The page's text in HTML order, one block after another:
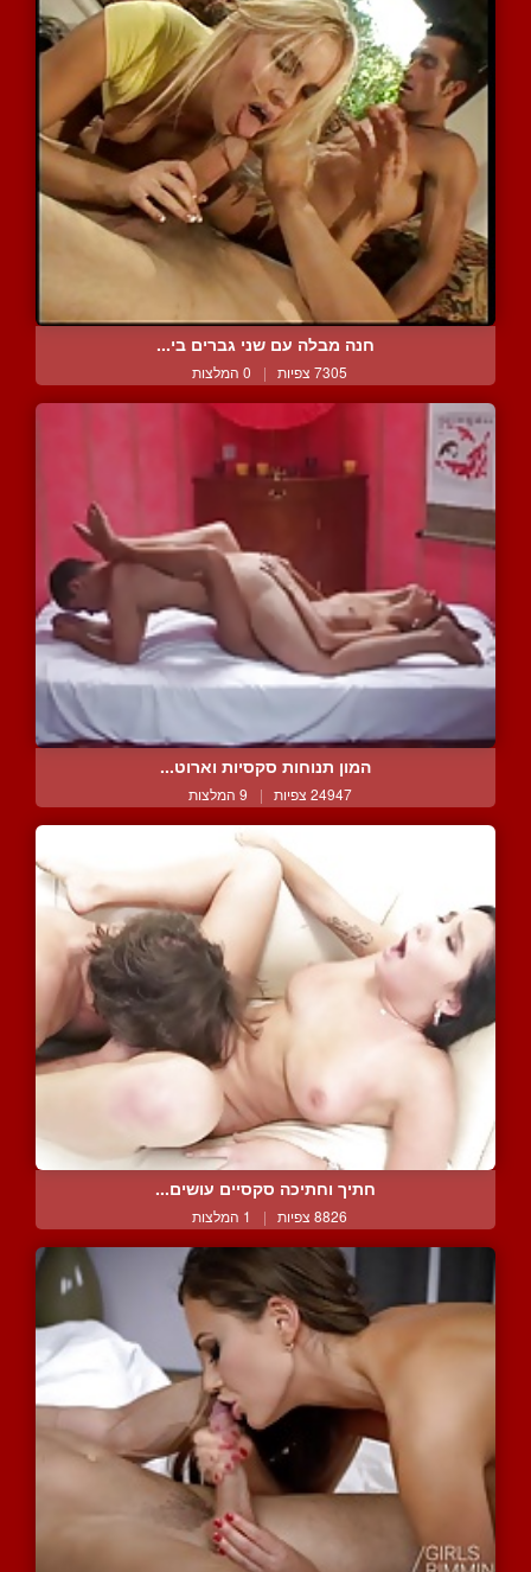
חנה מבלה עם שני גברים בי...
7305 צפיות | 0 המלצות
המון תנוחות סקסיות וארוט...
24947 צפיות | 9 המלצות
חתיך וחתיכה סקסיים עושים...
8826 צפיות | 1 המלצות